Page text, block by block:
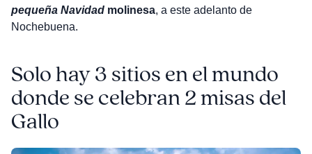
pequeña Navidadmolinesa, a este adelanto de
Nochebuena.
Solo hay 3 sitios en el mundo
donde se celebran 2 misas del
Gallo